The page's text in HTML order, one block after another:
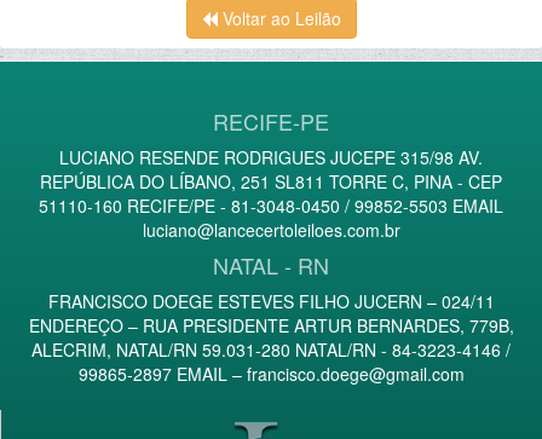
Voltar ao Leilão
RECIFE-PE
LUCIANO RESENDE RODRIGUES JUCEPE 315/98 AV.
REPÚBLICA DO LÍBANO, 251 SL811 TORRE C, PINA - CEP
51110-160 RECIFE/PE - 81-3048-0450 / 99852-5503 EMAIL
luciano@lancecertoleiloes.com.br
NATAL - RN
FRANCISCO DOEGE ESTEVES FILHO JUCERN – 024/11
ENDEREÇO – RUA PRESIDENTE ARTUR BERNARDES, 779B,
ALECRIM, NATAL/RN 59.031-280 NATAL/RN - 84-3223-4146 /
99865-2897 EMAIL – francisco.doege@gmail.com